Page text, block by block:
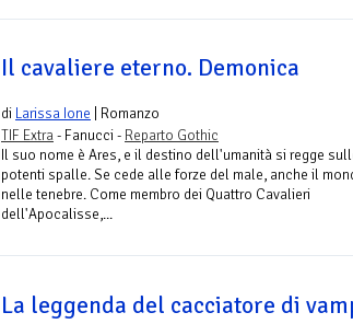
Il cavaliere eterno. Demonica
di Larissa Ione | Romanzo
TIF Extra- Fanucci - Reparto Gothic
Il suo nome è Ares, e il destino dell'umanità si regge
potenti spalle. Se cede alle forze del male, anche il
nelle tenebre. Come membro dei Quattro Cavalieri
dell'Apocalisse,...
La leggenda del cacciatore di